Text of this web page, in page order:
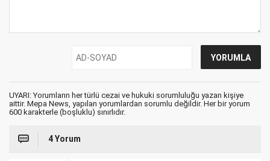
UYARI: Yorumların her türlü cezai ve hukuki sorumluluğu yazan kişiye
aittir. Mepa News, yapılan yorumlardan sorumlu değildir. Her bir yorum
600 karakterle (boşluklu) sınırlıdır.
4 Yorum